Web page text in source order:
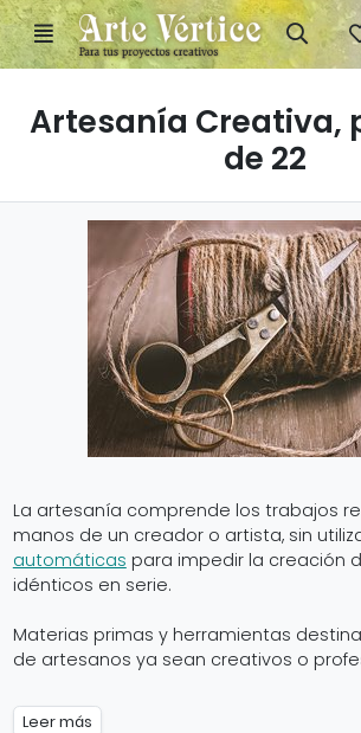
Ir al contenido principal de la página
Menú
Artesanía Creativa,
de 22
La artesanía comprende los trabajos
manos de un creador o artista, sin
automáticas para impedir la creación
idénticos en serie.
Materias primas y herramientas
de artesanos ya sean creativos o
Leer más